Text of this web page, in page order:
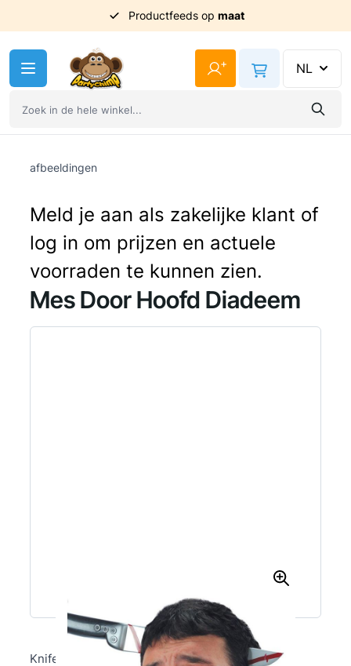
Productfeeds op maat
+ NL
afbeeldingen
Meld je aan als zakelijke klant of
log in om prijzen en actuele
voorraden te kunnen zien.
Mes Door Hoofd Diadeem
Knife On Headband